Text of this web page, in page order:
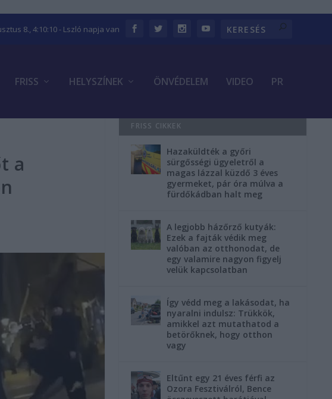
8., 4:10:11- Lszló napja van
FRISS HELYSZÍNEK ÖNVÉDELEM VIDEO PR
a
FRISS CIKKEK
Hazaküldték a győri
sürgősségi ügyeletről a
magas lázzal küzdő 3 éves
gyermeket, pár óra múlva a
fürdőkádban halt meg
A legjobb házőrző kutyák:
Ezek a fajták védik meg
valóban az otthonodat, de
egy valamire nagyon figyelj
velük kapcsolatban
Így védd meg a lakásodat, ha
nyaralni indulsz: Trükkök,
amikkel azt mutathatod a
betörőknek, hogy otthon
vagy
Eltűnt egy 21 éves férfi az
Ozora Fesztiválról, Bence